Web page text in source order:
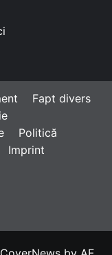
Fapt divers
Politică
Imprint